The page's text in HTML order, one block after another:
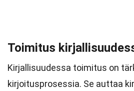
Toimitus
Kirjallisuudessa toimitus on
kirjoitusprosessia. Se auttaa